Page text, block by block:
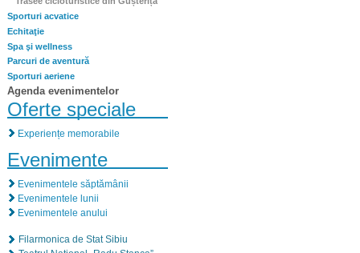
Sporturi acvatice
Echitaţie
Spa şi wellness
Parcuri de aventură
Sporturi aeriene
Agenda evenimentelor
Oferte speciale
Experiențe memorabile
Evenimente
Evenimentele săptămânii
Evenimentele lunii
Evenimentele anului
Filarmonica de Stat Sibiu